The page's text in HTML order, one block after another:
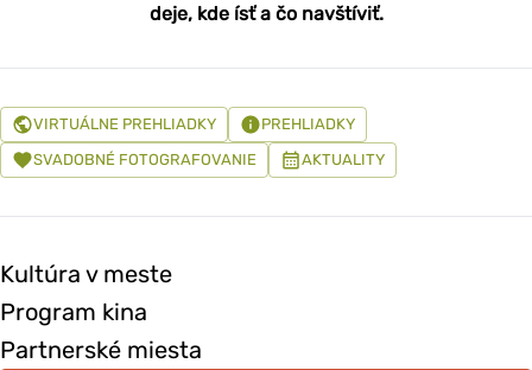
deje, kde ísť a čo navštíviť.
VIRTUÁLNE PREHLIADKY
PREHLIADKY
SVADOBNÉ FOTOGRAFOVANIE
AKTUALITY
Kultúra v meste
Program kina
Partnerské miesta